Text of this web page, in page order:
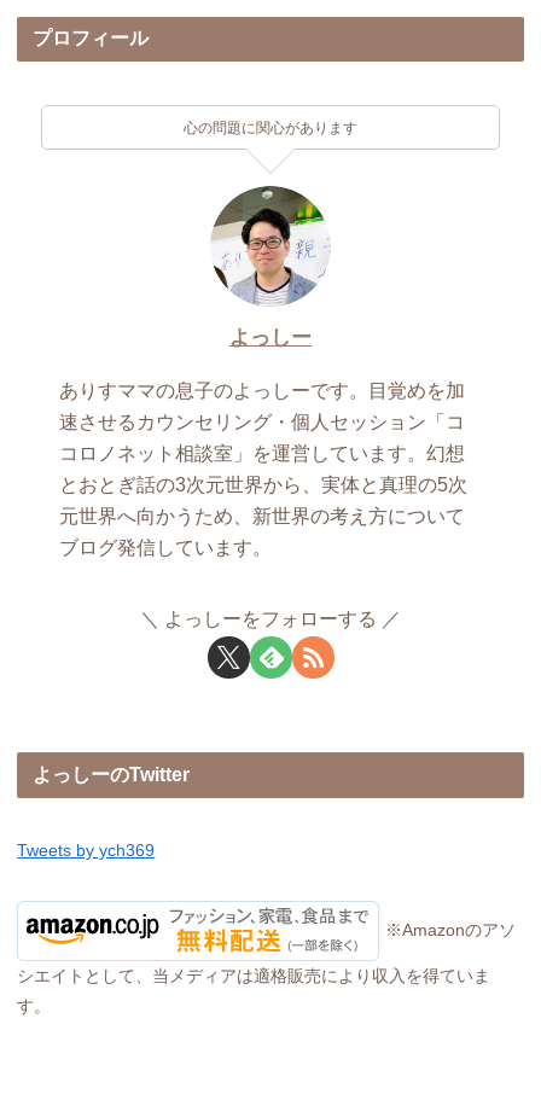
プロフィール
心の問題に関心があります
よっしー
ありすママの息子のよっしーです。目覚めを加
速させるカウンセリング・個人セッション「コ
コロノネット相談室」を運営しています。幻想
とおとぎ話の3次元世界から、実体と真理の5次
元世界へ向かうため、新世界の考え方について
ブログ発信しています。
よっしーをフォローする
よっしーのTwitter
Tweets by ych369
※Amazonのアソ
シエイトとして、当メディアは適格販売により収入を得ていま
す。